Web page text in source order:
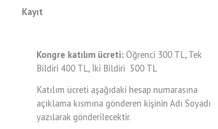
Kayıt
Kongre katılım ücreti: Öğrenci 300 TL, Tek
Bildiri 400 TL, İki Bildiri 500 TL
Katılım ücreti aşağıdaki hesap numarasına
açıklama kısmına gönderen kişinin Adı Soyadı
yazılarak gönderilecektir.